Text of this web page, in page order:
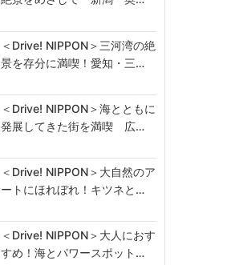
＜Drive! NIPPON＞三河湾の絶
景を存分に満喫！愛知・三…
＜Drive! NIPPON＞海とともに
発展してきた街を満喫 広…
＜Drive! NIPPON＞大自然のア
ートにほれぼれ！キツネと…
＜Drive! NIPPON＞大人におす
すめ！海とパワースポット…